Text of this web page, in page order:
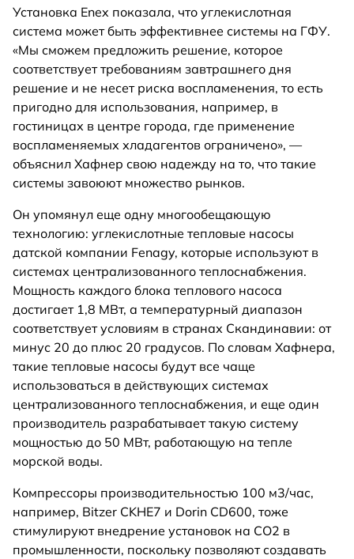
Установка Enex показала, что углекислотная
система может быть эффективнее системы на ГФУ.
«Мы сможем предложить решение, которое
соответствует требованиям завтрашнего дня
решение и не несет риска воспламенения, то есть
пригодно для использования, например, в
гостиницах в центре города, где применение
воспламеняемых хладагентов ограничено», —
объяснил Хафнер свою надежду на то, что такие
системы завоюют множество рынков.
Он упомянул еще одну многообещающую
технологию: углекислотные тепловые насосы
датской компании Fenagy, которые используют в
системах централизованного теплоснабжения.
Мощность каждого блока теплового насоса
достигает 1,8 МВт, а температурный диапазон
соответствует условиям в странах Скандинавии: от
минус 20 до плюс 20 градусов. По словам Хафнера,
такие тепловые насосы будут все чаще
использоваться в действующих системах
централизованного теплоснабжения, и еще один
производитель разрабатывает такую систему
мощностью до 50 МВт, работающую на тепле
морской воды.
Компрессоры производительностью 100 м3/час,
например, Bitzer CKHE7 и Dorin CD600, тоже
стимулируют внедрение установок на CO2 в
промышленности, поскольку позволяют создавать